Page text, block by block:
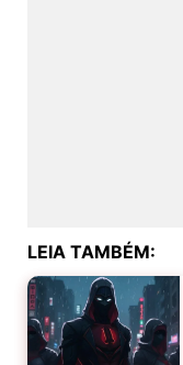
LEIA TAMBÉM: